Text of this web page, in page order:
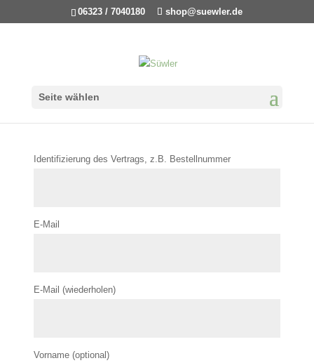
06323 / 7040180 shop@suewler.de
Seite wählen
Identifizierung des Vertrags, z.B. Bestellnummer
E-Mail
E-Mail (wiederholen)
Vorname (optional)